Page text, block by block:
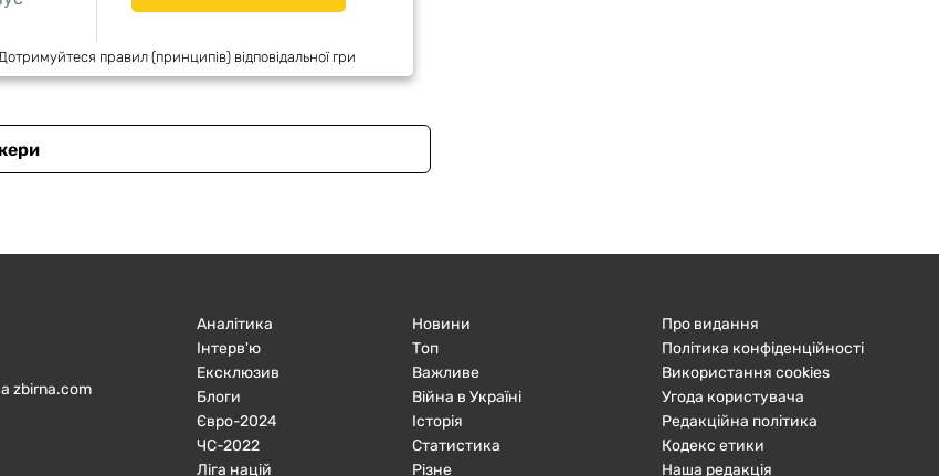
правил (принципів) відповідальної гри
zbirna.com
Аналітика
Інтерв'ю
Ексклюзив
Блоги
Євро-2024
ЧC-2022
Ліга націй
Новини
Топ
Важливе
Війна в Україні
Історія
Статистика
Різне
Про видання
Політика конфіденційності
Використання cookies
Угода користувача
Редакційна політика
Кодекс етики
Наша редакція